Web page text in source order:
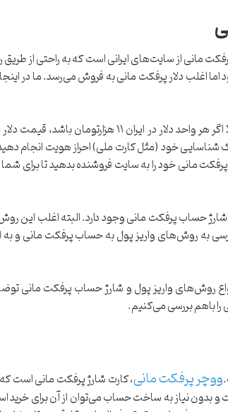
مانی از سایت‌های ایرانی است که به راحتی از
اغلب دلار پرفکت مانی به فروش می‌رسد. ما در
خود (مثل کارت ملی) احراز هویت انجام
مانی خود را به سایت فروشنده بدهید تا برای شما
حساب پرفکت مانی وجود دارد. البته اغلب این
به روش‌های واریز پول به حساب پرفکت مانی
روش‌های واریز پول و شارژ حساب پرفکت مانی
باهم بررسی می‌کنیم.
ووچر پرفکت مانی، کارت شارژ پرفکت مانی است
بدون نیاز به ساخت حساب می‌توان از آن‌ برای